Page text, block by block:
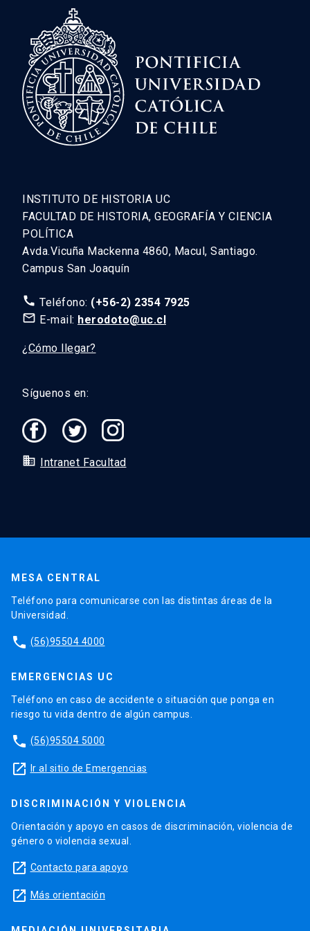
pp. 113-120.
INSTITUTO DE HISTORIA UC
FACULTAD DE HISTORIA, GEOGRAFÍA Y CIENCIA
POLÍTICA
Avda.Vicuña Mackenna 4860, Macul, Santiago.
Campus San Joaquín
call Teléfono: (+56-2) 2354 7925
mail_outline E-mail: herodoto@uc.cl
¿Cómo llegar?
Síguenos en:
domain Intranet Facultad
MESA CENTRAL
Teléfono para comunicarse con las distintas áreas de la
Universidad.
phone (56)95504 4000
EMERGENCIAS UC
Teléfono en caso de accidente o situación que ponga en
riesgo tu vida dentro de algún campus.
phone (56)95504 5000
launch Ir al sitio de Emergencias
DISCRIMINACIÓN Y VIOLENCIA
Orientación y apoyo en casos de discriminación, violencia de
género o violencia sexual.
launch Contacto para apoyo
launch Más orientación